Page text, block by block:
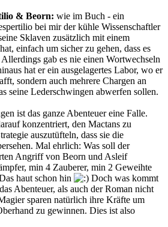
& Beorn: wie im Buch - ein
bei mir der kühle Wissenschaftler
Sklaven zusätzlich mit einem
einfach um sicher zu gehen, dass es
gab es nie einen Wortwechseln
hat er ein ausgelagertes Labor, wo er
sondern auch mehrere Chargen an
seine Lederschwingen abwerfen sollen.
ist das ganze Abenteuer eine Falle.
konzentriert, den Mactans zu
auszutüfteln, dass sie die
Mal ehrlich: Was soll der
Angriff von Beorn und Asleif
min 4 Zauberer, min 2 Geweihte
haut schon hin
Doch was kommt
Abenteuer, als auch der Roman nicht
sparen natürlich ihre Kräfte um
zu gewinnen. Dies ist also